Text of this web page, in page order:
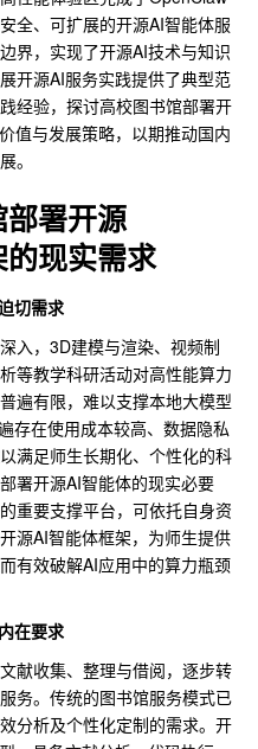
全、可扩展的开源AI智能体服
界，实现了开源AI技术与知识
开源AI服务实践提供了典型范
经验，探讨高校图书馆部署开
值与发展策略，以期推动国内
。
署开源
现实需求
切需求
入，3D建模与渲染、视频制
等教学科研活动对高性能算力
遍有限，难以支撑本地大模型
存在使用成本较高、数据隐私
满足师生长期化、个性化的科
署开源AI智能体的现实必要
重要支撑平台，可依托自身资
源AI智能体框架，为师生提供
有效破解AI应用中的算力瓶颈
在要求
献收集、整理与借阅，逐步转
务。传统的图书馆服务模式已
分析及个性化定制的需求。开